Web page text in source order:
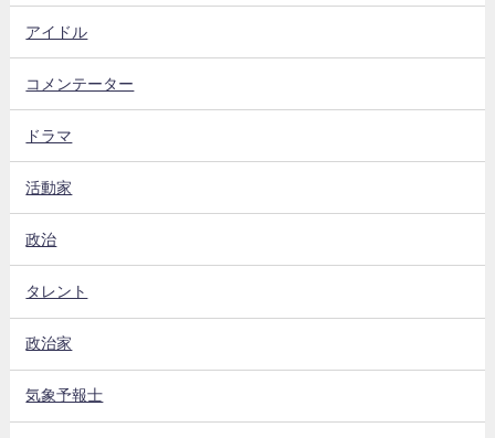
アイドル
コメンテーター
ドラマ
活動家
政治
タレント
政治家
気象予報士